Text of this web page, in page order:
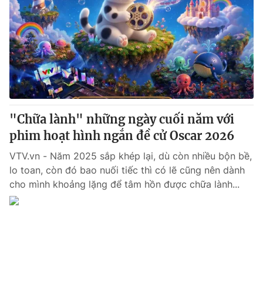
Thế giới
Tin tức
Thế giới đó đây
Câu chuyện quốc tế
Kinh tế
Tài chính
Thị trường
Góc doanh nghiệp
Dữ liệu và đời sống
Truyền hình
Phim VTV
Hậu trường
Nhân vật
Giải trí
Điện ảnh
Âm nhạc
Đời sống
"Chữa lành" những ngày cuối năm với
phim hoạt hình ngắn đề cử Oscar 2026
VTV.vn - Năm 2025 sắp khép lại, dù còn nhiều bộn bề,
lo toan, còn đó bao nuối tiếc thì có lẽ cũng nên dành
cho mình khoảng lặng để tâm hồn được chữa lành...